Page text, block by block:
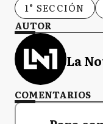
1° SECCIÓN
AUTOR
La
COMENTARIOS